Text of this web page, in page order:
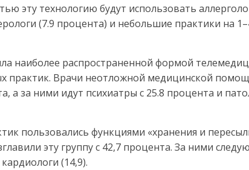
эту технологию будут использовать
(7.9 процента) и небольшие практики на
наиболее распространенной формой
практик. Врачи неотложной медицинской
а за ними идут психиатры с 25.8 процента и
пользовались функциями «хранения и
эту группу с 42,7 процента. За ними
(14,9).